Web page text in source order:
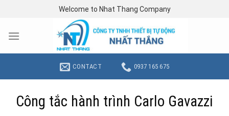
content
Welcome to Nhat Thang Company
CONTACT 0937 165 675
Công tắc hành trình Carlo Gavazzi